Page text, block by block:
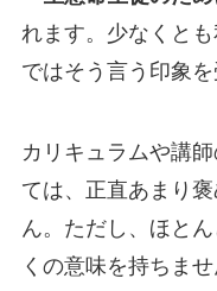
れます。少なくと
ではそう言う印象を
カリキュラムや講
ては、正直あまり
ん。ただし、ほと
くの意味を持ちま